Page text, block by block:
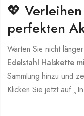
💖
perfekten
Warten Sie nicht
Edelstahl Halskette
Sammlung hinzu und
Klicken Sie jetzt auf